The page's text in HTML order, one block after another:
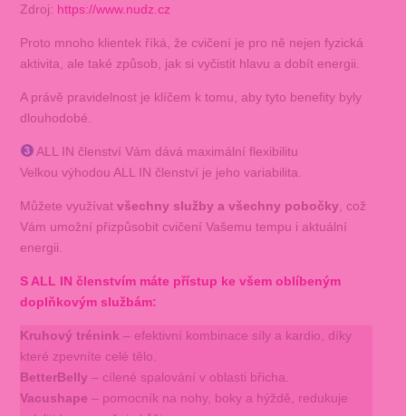
Zdroj: https://www.nudz.cz
Proto mnoho klientek říká, že cvičení je pro ně nejen fyzická
aktivita, ale také způsob, jak si vyčistit hlavu a dobít energii.
A právě pravidelnost je klíčem k tomu, aby tyto benefity byly
dlouhodobé.
ALL IN členství Vám dává maximální flexibilitu
Velkou výhodou ALL IN členství je jeho variabilita.
Můžete využívat všechny služby a všechny pobočky, což
Vám umožní přizpůsobit cvičení Vašemu tempu i aktuální
energii.
S ALL IN členstvím máte přístup ke všem oblíbeným
doplňkovým službám:
Kruhový trénink – efektivní kombinace síly a kardio, díky
které zpevníte celé tělo.
BetterBelly– cílené spalování v oblasti břicha.
Vacushape – pomocník na nohy, boky a hýždě, redukuje